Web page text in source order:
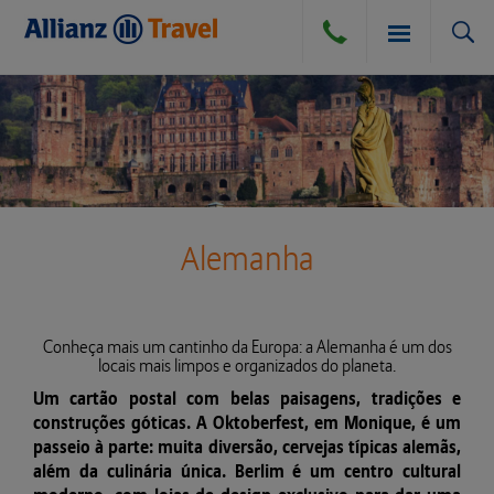
SEGURO VIAGEM
SEGURO VIAGEM AÉREO
SEGURO VIAGEM MARÍTIMO
CANCELAMENTO POR DIVERSAS CAUSAS
DÚVIDAS E DICAS
PERGUNTAS FREQUENTES
ATENDIMENTO
Alemanha
Conheça mais um cantinho da Europa: a Alemanha é um dos
locais mais limpos e organizados do planeta.
Um cartão postal com belas paisagens, tradições e
construções góticas. A Oktoberfest, em Monique, é um
passeio à parte: muita diversão, cervejas típicas alemãs,
além da culinária única. Berlim é um centro cultural